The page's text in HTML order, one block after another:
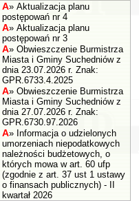
A» Aktualizacja planu
postępowań nr 4
A» Aktualizacja planu
postępowań nr 3
A» Obwieszczenie Burmistrza
Miasta i Gminy Suchedniów z
dnia 23.07.2026 r. Znak:
GPR.6733.4.2025
A» Obwieszczenie Burmistrza
Miasta i Gminy Suchedniów z
dnia 27.07.2026 r. Znak:
GPR.6730.97.2026
A» Informacja o udzielonych
umorzeniach niepodatkowych
należności budżetowych, o
których mowa w art. 60 ufp
(zgodnie z art. 37 ust 1 ustawy
o finansach publicznych) - II
kwartał 2026